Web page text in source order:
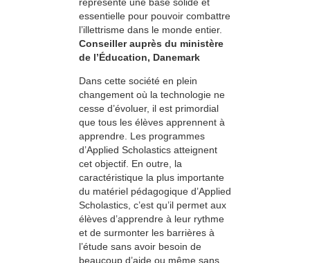
essentielle pour pouvoir combattre
l’illettrisme dans le monde entier.
Conseiller auprès du ministère
de l’Éducation, Danemark
Dans cette société en plein
changement où la technologie ne
cesse d’évoluer, il est primordial
que tous les élèves apprennent à
apprendre. Les programmes
d’Applied Scholastics atteignent
cet objectif. En outre, la
caractéristique la plus importante
du matériel pédagogique d’Applied
Scholastics, c’est qu’il permet aux
élèves d’apprendre à leur rythme
et de surmonter les barrières à
l’étude sans avoir besoin de
beaucoup d’aide ou même sans